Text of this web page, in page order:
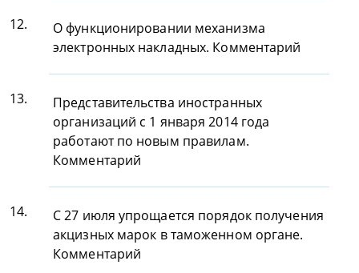
12.
О функционировании механизма
электронных накладных. Комментарий
13.
Представительства иностранных
организаций с 1 января 2014 года
работают по новым правилам.
Комментарий
14.
С 27 июля упрощается порядок получения
акцизных марок в таможенном органе.
Комментарий